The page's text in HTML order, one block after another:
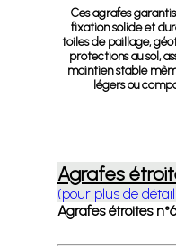
Ces agrafes
fixation solide et
toiles de paillage,
protections au sol,
maintien stable
légers ou
Agrafes
(pour plus de
Agrafes étroites